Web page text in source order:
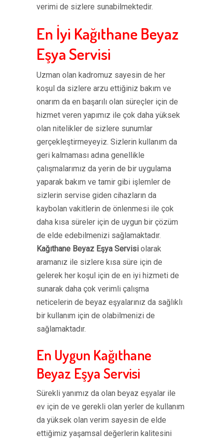
verimi de sizlere sunabilmektedir.
En İyi Kağıthane Beyaz
Eşya Servisi
Uzman olan kadromuz sayesin de her
koşul da sizlere arzu ettiğiniz bakım ve
onarım da en başarılı olan süreçler için de
hizmet veren yapımız ile çok daha yüksek
olan nitelikler de sizlere sunumlar
gerçekleştirmeyeyiz. Sizlerin kullanım da
geri kalmaması adına genellikle
çalışmalarımız da yerin de bir uygulama
yaparak bakım ve tamir gibi işlemler de
sizlerin servise giden cihazların da
kaybolan vakitlerin de önlenmesi ile çok
daha kısa süreler için de uygun bir çözüm
de elde edebilmenizi sağlamaktadır.
Kağıthane Beyaz Eşya Servisi olarak
aramanız ile sizlere kısa süre için de
gelerek her koşul için de en iyi hizmeti de
sunarak daha çok verimli çalışma
neticelerin de beyaz eşyalarınız da sağlıklı
bir kullanım için de olabilmenizi de
sağlamaktadır.
En Uygun Kağıthane
Beyaz Eşya Servisi
Sürekli yanımız da olan beyaz eşyalar ile
ev için de ve gerekli olan yerler de kullanım
da yüksek olan verim sayesin de elde
ettiğimiz yaşamsal değerlerin kalitesini